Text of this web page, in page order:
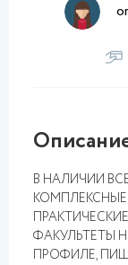
В НАЛИЧИИ
ФАКУЛЬТЕТЫ
ПРОФИЛЕ,